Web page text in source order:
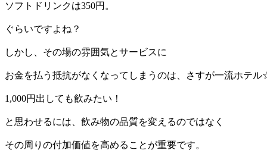
ソフトドリンクは350円。
ぐらいですよね？
しかし、その場の雰囲気とサービスに
お金を払う抵抗がなくなってしまうのは、さすが一流ホテ
1,000円出しても飲みたい！
と思わせるには、飲み物の品質を変えるのではなく
その周りの付加価値を高めることが重要です。